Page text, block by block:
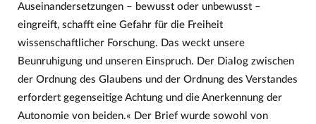
Auseinandersetzungen – bewusst oder unbewusst –
eingreift, schafft eine Gefahr für die Freiheit
wissenschaftlicher Forschung. Das weckt unsere
Beunruhigung und unseren Einspruch. Der Dialog zwischen
der Ordnung des Glaubens und der Ordnung des Verstandes
erfordert gegenseitige Achtung und die Anerkennung der
Autonomie von beiden.« Der Brief wurde sowohl von